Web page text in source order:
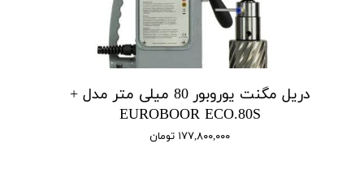
دریل مگنت یوروبور 80 میلی متر مدل +
EUROBOOR ECO.80S
۱۷۷,۸۰۰,۰۰۰ تومان